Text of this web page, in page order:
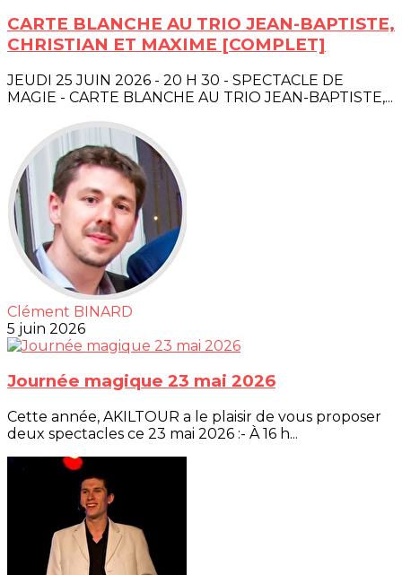
CARTE BLANCHE AU TRIO JEAN-BAPTISTE,
CHRISTIAN ET MAXIME [COMPLET]
JEUDI 25 JUIN 2026 - 20 H 30 - SPECTACLE DE
MAGIE - CARTE BLANCHE AU TRIO JEAN-BAPTISTE,...
Clément BINARD
5 juin 2026
Journée magique 23 mai 2026
Cette année, AKILTOUR a le plaisir de vous proposer
deux spectacles ce 23 mai 2026 :- À 16 h...